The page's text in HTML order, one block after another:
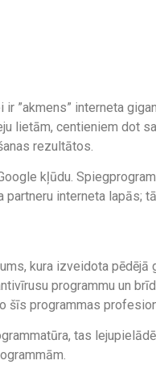
”akmens” interneta
lietām, centieniem dot
rezultātos.
kļūdu.
interneta lapās;
kura izveidota pēdējā
programmu un
programmas
tas